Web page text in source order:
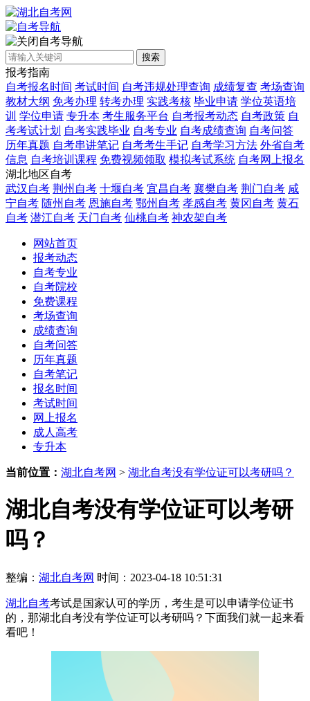
自考导航
搜索
报考指南
自考报名时间 考试时间 自考违规处理查询 成绩复查 考场查询
教材大纲 免考办理 转考办理 实践考核 毕业申请 学位英语培
训 学位申请 专升本 考生服务平台 自考报考动态 自考政策 自
考考试计划 自考实践毕业 自考专业 自考成绩查询 自考问答
历年真题 自考串讲笔记 自考考生手记 自考学习方法 外省自考
信息 自考培训课程 免费视频领取 模拟考试系统 自考网上报名
湖北地区自考
武汉自考 荆州自考 十堰自考 宜昌自考 襄樊自考 荆门自考 咸
宁自考 随州自考 恩施自考 鄂州自考 孝感自考 黄冈自考 黄石
自考 潜江自考 天门自考 仙桃自考 神农架自考
网站首页
报考动态
自考专业
自考院校
免费课程
考场查询
成绩查询
自考问答
历年真题
自考笔记
报名时间
考试时间
网上报名
成人高考
专升本
当前位置： 湖北自考网 > 湖北自考没有学位证可以考研吗？
湖北自考没有学位证可以考研
吗？
整编： 湖北自考网 时间：2023-04-18 10:51:31
湖北自考考试是国家认可的学历，考生是可以申请学位证书
的，那湖北自考没有学位证可以考研吗？下面我们就一起来看
看吧！